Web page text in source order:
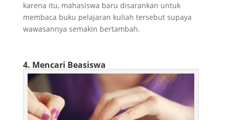
karena itu, mahasiswa baru disarankan untuk
membaca buku pelajaran kuliah tersebut supaya
wawasannya semakin bertambah.
4. Mencari Beasiswa